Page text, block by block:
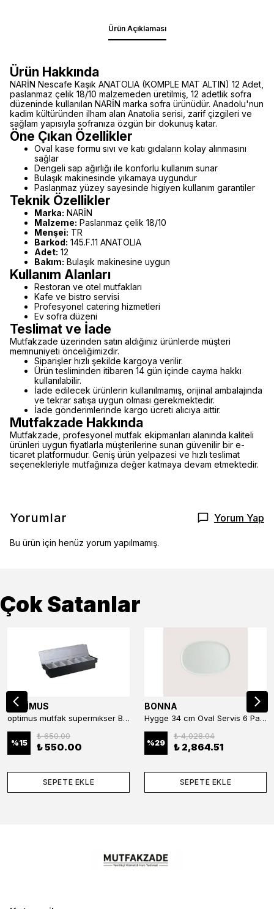
Ürün Açıklaması
Ürün Hakkında
NARİN Nescafe Kaşık ANATOLIA (KOMPLE MAT ALTIN) 12 Adet,
paslanmaz çelik 18/10 malzemeden üretilmiş, 12 adetlik sofra
düzeninde kullanılan NARİN marka sofra ürünüdür. Anadolu'nun
kadim kültüründen ilham alan Anatolia serisi, zarif çizgileri ve
sağlam yapısıyla sofranıza özgün bir dokunuş katar.
Öne Çıkan Özellikler
Oval kase formu sıvı ve katı gıdaların kolay alınmasını
sağlar
Dengeli sap ağırlığı ile konforlu kullanım sunar
Bulaşık makinesinde yıkamaya uygundur
Paslanmaz yüzey sayesinde higiyen kullanım garantiler
Teknik Özellikler
Marka: NARİN
Malzeme: Paslanmaz çelik 18/10
Menşei: TR
Barkod: 145.F.11 ANATOLIA
Adet: 12
Bakım: Bulaşık makinesine uygun
Kullanım Alanları
Restoran ve otel mutfakları
Kafe ve bistro servisi
Profesyonel catering hizmetleri
Ev sofra düzeni
Teslimat ve İade
Mutfakzade üzerinden satın aldığınız ürünlerde müşteri
memnuniyeti önceliğimizdir.
Siparişler hızlı şekilde kargoya verilir.
Ürün tesliminden itibaren 14 gün içinde cayma hakkı
kullanılabilir.
İade edilecek ürünlerin kullanılmamış, orijinal ambalajında
ve tekrar satışa uygun olması gerekmektedir.
İade gönderimlerinde kargo ücreti alıcıya aittir.
Mutfakzade Hakkında
Mutfakzade, profesyonel mutfak ekipmanları alanında kaliteli
ürünleri uygun fiyatlarla müşterilerine sunan güvenilir bir e-
ticaret platformudur. Geniş ürün yelpazesi ve hızlı teslimat
seçenekleriyle mutfağınıza değer katmaya devam etmektedir.
Yorumlar Yorum Yap
Bu ürün için henüz yorum yapılmamış.
Çok Satanlar
OPTİMUS
optimus mutfak supermıkser Bar Konteyner 6'lı 50×16×9 cm Kapaklı Polikarbon Organizer Bar & Kafe
%15
₺ 650.00
₺ 550.00
SEPETE EKLE
BONNA
Hygge 34 cm Oval Servis 6 Parça
%29
₺ 4,028.04
₺ 2,864.51
SEPETE EKLE